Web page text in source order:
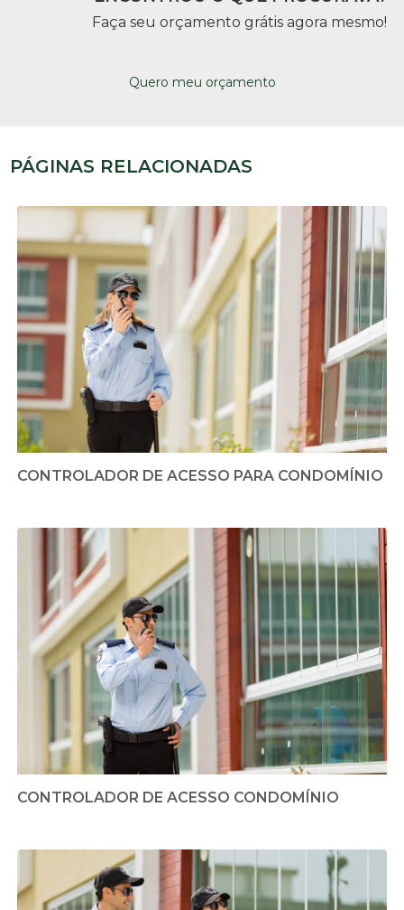
Faça seu orçamento grátis agora mesmo!
Quero meu orçamento
PÁGINAS RELACIONADAS
CONTROLADOR DE ACESSO PARA CONDOMÍNIO
CONTROLADOR DE ACESSO CONDOMÍNIO